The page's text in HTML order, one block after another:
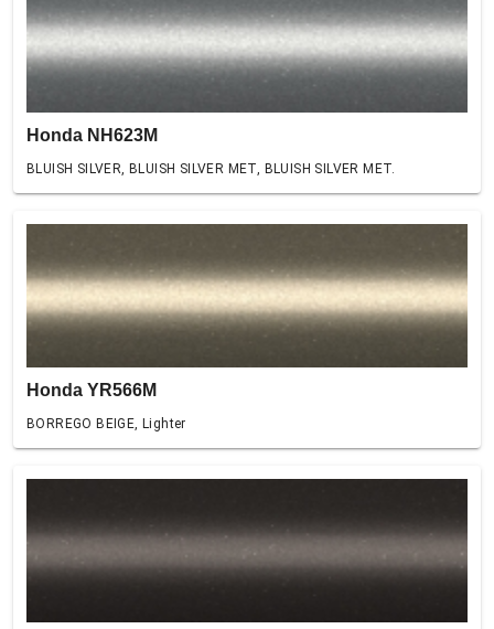
Honda NH623M
BLUISH SILVER, BLUISH SILVER MET, BLUISH SILVER MET.
Honda YR566M
BORREGO BEIGE, Lighter